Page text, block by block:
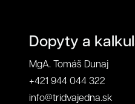
Dopyty a
MgA. Tomáš Dunaj
+421 944 044 322
info@tridvajedna.sk